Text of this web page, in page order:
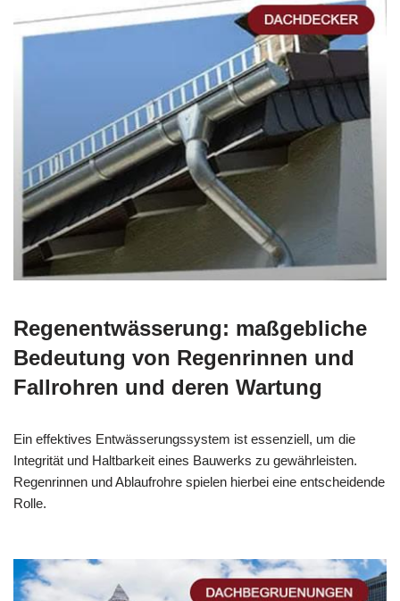
Regenentwässerung: maßgebliche
Bedeutung von Regenrinnen und
Fallrohren und deren Wartung
Ein effektives Entwässerungssystem ist essenziell, um die
Integrität und Haltbarkeit eines Bauwerks zu gewährleisten.
Regenrinnen und Ablaufrohre spielen hierbei eine entscheidende
Rolle.